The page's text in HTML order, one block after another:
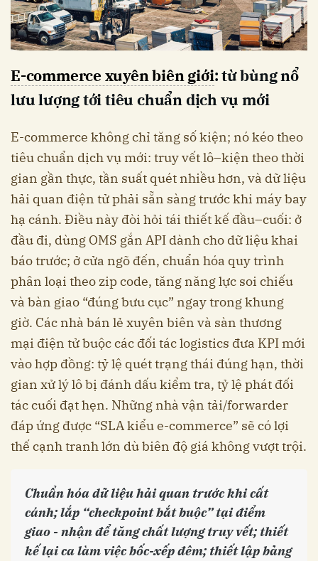
E-commerce xuyên biên giới: từ bùng nổ
lưu lượng tới tiêu chuẩn dịch vụ mới
E-commerce không chỉ tăng số kiện; nó kéo theo
tiêu chuẩn dịch vụ mới: truy vết lô–kiện theo thời
gian gần thực, tần suất quét nhiều hơn, và dữ liệu
hải quan điện tử phải sẵn sàng trước khi máy bay
hạ cánh. Điều này đòi hỏi tái thiết kế đầu–cuối: ở
đầu đi, dùng OMS gắn API dành cho dữ liệu khai
báo trước; ở cửa ngõ đến, chuẩn hóa quy trình
phân loại theo zip code, tăng năng lực soi chiếu
và bàn giao “đúng bưu cục” ngay trong khung
giờ. Các nhà bán lẻ xuyên biên và sàn thương
mại điện tử buộc các đối tác logistics đưa KPI mới
vào hợp đồng: tỷ lệ quét trạng thái đúng hạn, thời
gian xử lý lô bị đánh dấu kiểm tra, tỷ lệ phát đối
tác cuối đạt hẹn. Những nhà vận tải/forwarder
đáp ứng được “SLA kiểu e-commerce” sẽ có lợi
thế cạnh tranh lớn dù biên độ giá không vượt trội.
Chuẩn hóa dữ liệu hải quan trước khi cất
cánh; lắp “checkpoint bắt buộc” tại điểm
giao - nhận để tăng chất lượng truy vết; thiết
kế lại ca làm việc bốc-xếp đêm; thiết lập bảng